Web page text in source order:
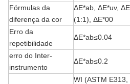
Fórmulas da
diferença da cor
ΔE*ab, ΔE*uv,
(1:1), ΔE*00
Erro da
repetibilidade
ΔE*ab≤0.04
erro do Inter-
instrumento
ΔE*ab≤0.2
WI (ASTM E313,